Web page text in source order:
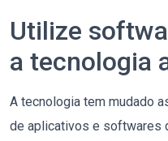
Utilize
a tecnologia
A tecnologia tem mudado
de aplicativos e softwares